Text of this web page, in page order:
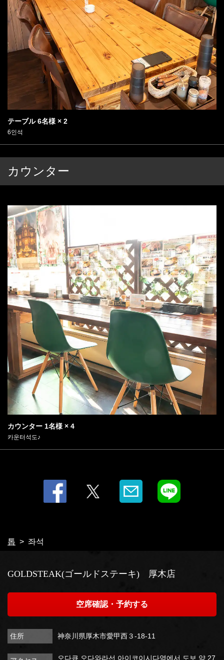
テーブル6名様 × 2
6인석
カウンター
カウンター 1名様 × 4
카운터석도♪
톱 좌석
神奈川県厚木市愛甲西３-18-11
https://goldsteak.owst.jp/seats
閉じる
GOLDSTEAK(ゴールドステーキ) 厚木店
空席確認・予約する
住所 神奈川県厚木市愛甲西３-18-11
오다큐 오다와라선 아이코이시다역에서 도보 약 27